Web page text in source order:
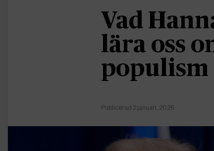
Vad
lära oss
populism
Publicerad 2 januari, 2026